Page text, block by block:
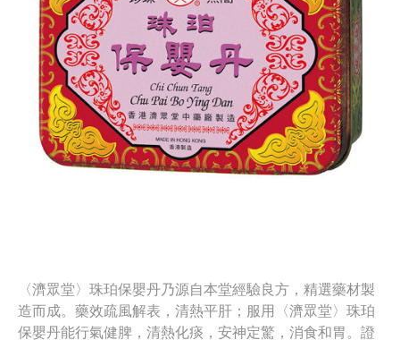
〈濟眾堂〉珠珀保嬰丹乃源自本堂經驗良方，精選藥材製
造而成。藥效疏風解表，清熱平肝；服用〈濟眾堂〉珠珀
保嬰丹能行氣健脾，清熱化痰，安神定驚，消食和胃。證